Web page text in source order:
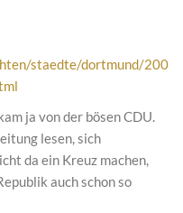
staedte/dortmund/200
ja von der bösen CDU.
lesen, sich
da ein Kreuz machen,
auch schon so